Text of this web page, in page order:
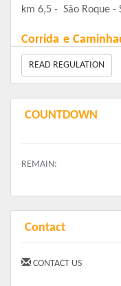
km 6,5 - São Roque -
Corrida e
Inscrições
READ REGULATION
COUNTDOWN
REMAIN:
Contact
CONTACT US